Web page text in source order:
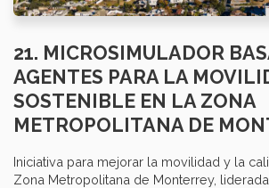
21. MICROSIMULADOR
AGENTES PARA LA
SOSTENIBLE EN LA ZONA
METROPOLITANA DE
Iniciativa para mejorar la movilidad y la
Zona Metropolitana de Monterrey,